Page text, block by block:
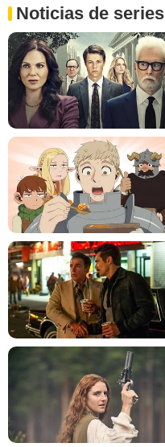
Noticias de series